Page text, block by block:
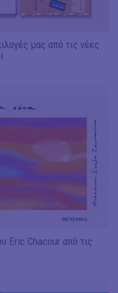
μας από τις νέες
Eric Chacour από τις